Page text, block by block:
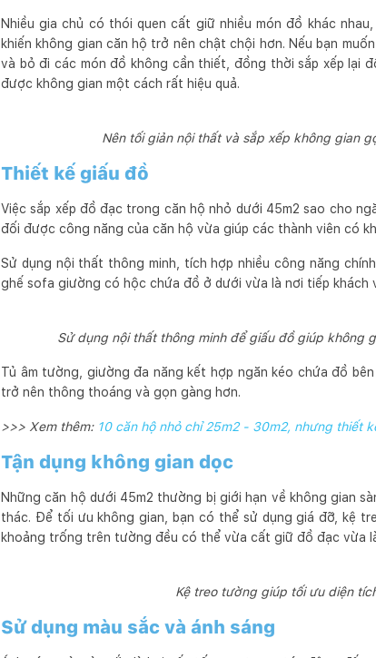
Nhiều gia chủ có thói quen cất giữ nhiều món đồ khác
khiến không gian căn hộ trở nên chật chội hơn. Nếu bạn
và bỏ đi các món đồ không cần thiết, đồng thời sắp xếp lại
được không gian một cách rất hiệu quả.
Nên tối giản nội thất và sắp xếp không gian
Thiết kế giấu đồ
Việc sắp xếp đồ đạc trong căn hộ nhỏ dưới 45m2 sao cho
đối được công năng của căn hộ vừa giúp các thành viên có
Sử dụng nội thất thông minh, tích hợp nhiều công năng
ghế sofa giường có hộc chứa đồ ở dưới vừa là nơi tiếp khách
Sử dụng nội thất thông minh để giấu đồ giúp không
Tủ âm tường, giường đa năng kết hợp ngăn kéo chứa đồ
trở nên thông thoáng và gọn gàng hơn.
>>> Xem thêm: 10 căn hộ nhỏ chỉ 25m2 - 30m2, nhưng thiết
Tận dụng không gian dọc
Những căn hộ dưới 45m2 thường bị giới hạn về không gian
thác. Để tối ưu không gian, bạn có thể sử dụng giá đỡ, kệ
khoảng trống trên tường đều có thể vừa cất giữ đồ đạc vừa
Kệ treo tường giúp tối ưu diện
Sử dụng màu sắc và ánh sáng